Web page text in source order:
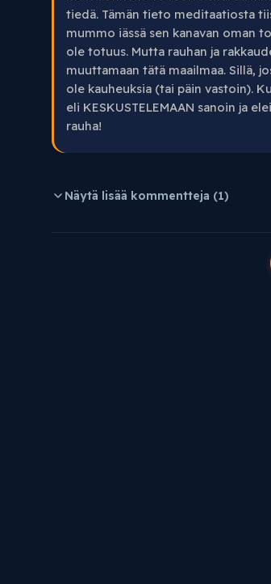
tiedä. Tämän tieto meditaatiosta
mummo iässä sen kanavan oman
ole totuus. Mutta rauhan ja
muuttamaan tätä maailmaa. Sillä,
ole kauheuksia (tai päin vastoin).
eli KESKUSTELEMAAN sanoin ja
rauha!
Näytä lisää kommentteja (1)